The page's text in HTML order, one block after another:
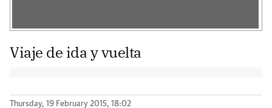
Viaje de ida y vuelta
Thursday, 19 February 2015, 18:02